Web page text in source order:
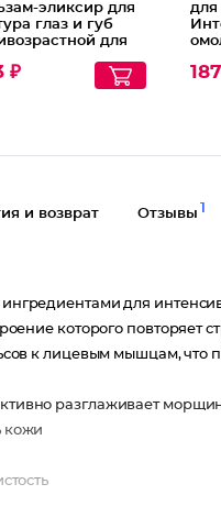
эликсир для
глаз и губ
для
₽
и возврат Отзывы 1
для
которого
к лицевым мышцам,
разглаживает
кожи